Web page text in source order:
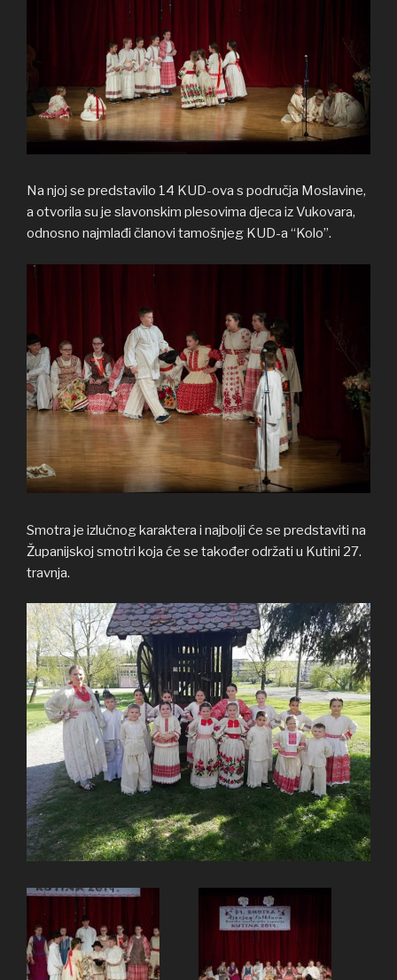
Na njoj se predstavilo 14 KUD-ova s područja Moslavine,
a otvorila su je slavonskim plesovima djeca iz Vukovara,
odnosno najmlađi članovi tamošnjeg KUD-a “Kolo”.
Smotra je izlučnog karaktera i najbolji će se predstaviti na
Županijskoj smotri koja će se također održati u Kutini 27.
travnja.